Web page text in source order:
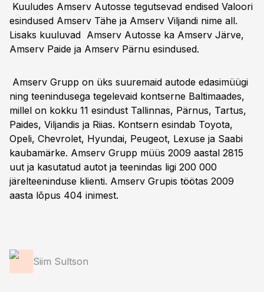
Kuuludes Amserv Autosse tegutsevad endised Valoori
esindused Amserv Tähe ja Amserv Viljandi nime all.
Lisaks kuuluvad Amserv Autosse ka Amserv Järve,
Amserv Paide ja Amserv Pärnu esindused.
Amserv Grupp on üks suuremaid autode edasimüügi
ning teenindusega tegelevaid kontserne Baltimaades,
millel on kokku 11 esindust Tallinnas, Pärnus, Tartus,
Paides, Viljandis ja Riias. Kontsern esindab Toyota,
Opeli, Chevrolet, Hyundai, Peugeot, Lexuse ja Saabi
kaubamärke. Amserv Grupp müüs 2009 aastal 2815
uut ja kasutatud autot ja teenindas ligi 200 000
järelteeninduse klienti. Amserv Grupis töötas 2009
aasta lõpus 404 inimest.
Siim Sultson